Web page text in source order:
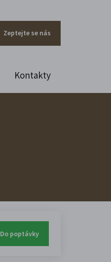
Zeptejte se nás
Kontakty
Do poptávky